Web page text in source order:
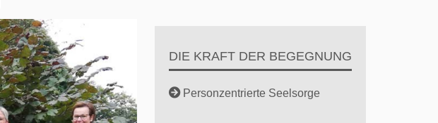
DIE KRAFT DER BEGEGNUNG
Personzentrierte Seelsorge